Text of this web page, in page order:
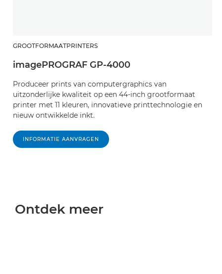
GROOTFORMAATPRINTERS
imagePROGRAF GP-4000
Produceer prints van computergraphics van
uitzonderlijke kwaliteit op een 44-inch grootformaat
printer met 11 kleuren, innovatieve printtechnologie en
nieuw ontwikkelde inkt.
INFORMATIE AANVRAGEN
Ontdek meer